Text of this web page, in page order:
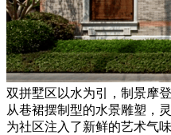
双拼墅区以水为引，制景摩
从巷裙摆制型的水景雕塑，
为社区注入了新鲜的艺术气